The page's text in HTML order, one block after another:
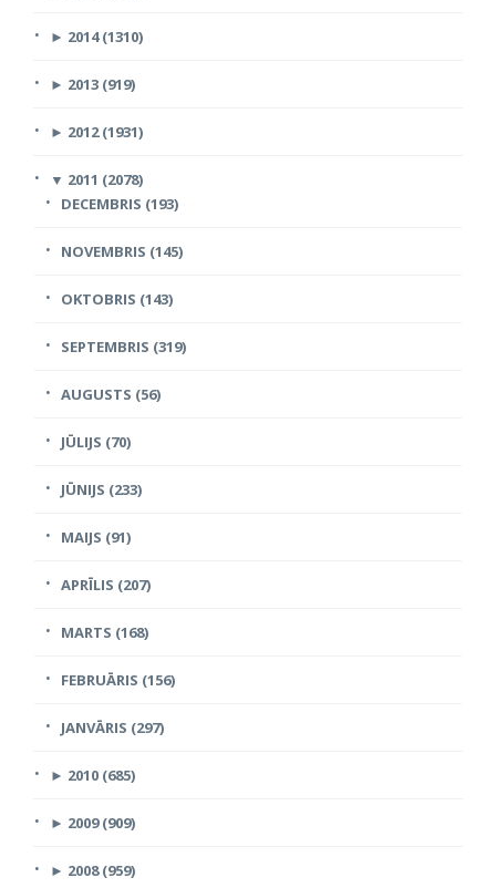
► 2014 (1310)
► 2013 (919)
► 2012 (1931)
▼ 2011 (2078)
DECEMBRIS (193)
NOVEMBRIS (145)
OKTOBRIS (143)
SEPTEMBRIS (319)
AUGUSTS (56)
JŪLIJS (70)
JŪNIJS (233)
MAIJS (91)
APRĪLIS (207)
MARTS (168)
FEBRUĀRIS (156)
JANVĀRIS (297)
► 2010 (685)
► 2009 (909)
► 2008 (959)